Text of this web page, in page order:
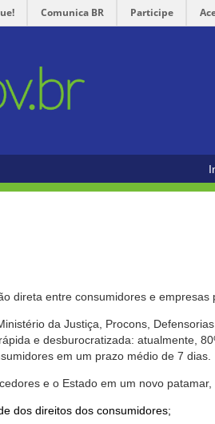
Comunica BR Participe
direta entre consumidores e empresas
da Justiça, Procons,
e desburocratizada: atualmente,
em um prazo médio de 7 dias.
e o Estado em um novo
dos direitos dos consumidores;